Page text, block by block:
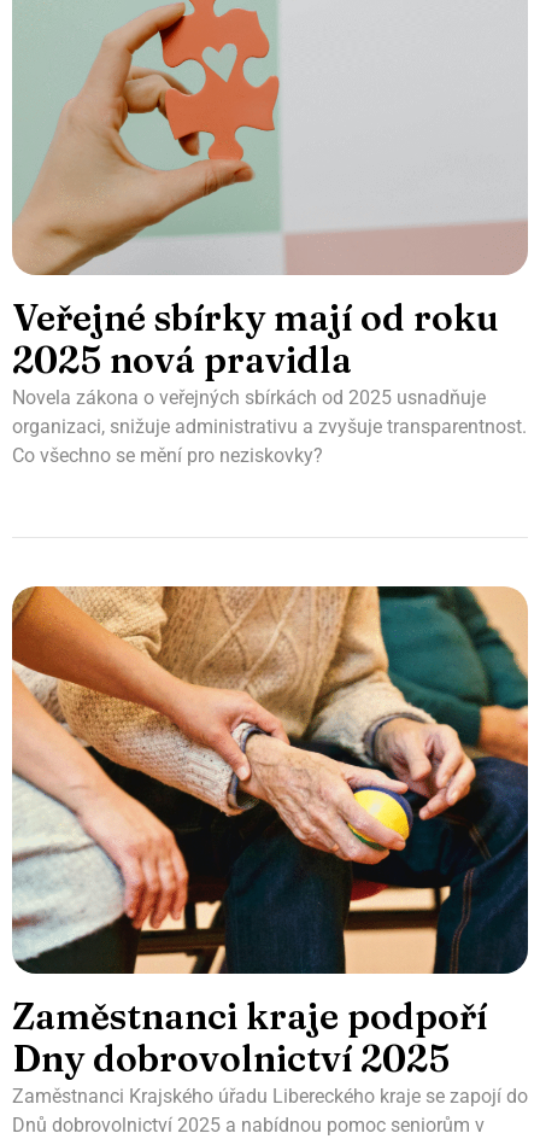
Veřejné sbírky mají od roku
2025 nová pravidla
Novela zákona o veřejných sbírkách od 2025 usnadňuje
organizaci, snižuje administrativu a zvyšuje transparentnost.
Co všechno se mění pro neziskovky?
Zaměstnanci kraje podpoří
Dny dobrovolnictví 2025
Zaměstnanci Krajského úřadu Libereckého kraje se zapojí do
Dnů dobrovolnictví 2025 a nabídnou pomoc seniorům v